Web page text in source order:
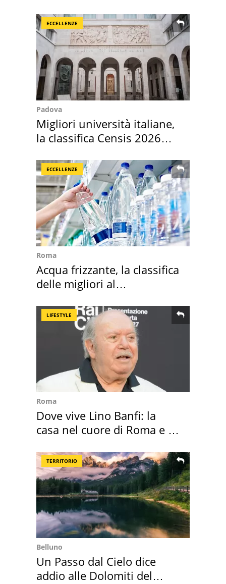
ECCELLENZE
Padova
Migliori università italiane,
la classifica Censis 2026
ECCELLENZE
Roma
Acqua frizzante, la classifica
delle migliori al
LIFESTYLE
Roma
Dove vive Lino Banfi: la
casa nel cuore di Roma e i
TERRITORIO
Belluno
Un Passo dal Cielo dice
addio alle Dolomiti del